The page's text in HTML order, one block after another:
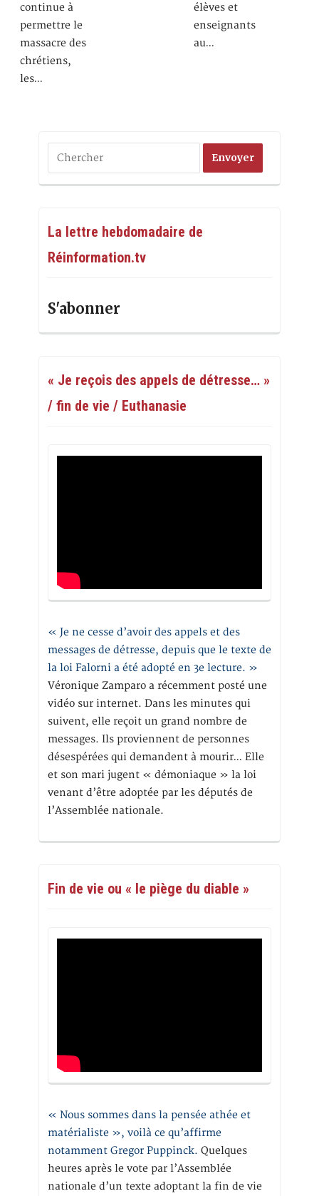
continue à
permettre le
massacre des
chrétiens,
les…
élèves et
enseignants
au…
La lettre hebdomadaire de
Réinformation.tv
S'abonner
« Je reçois des appels de détresse… »
/ fin de vie / Euthanasie
« Je ne cesse d’avoir des appels et des
messages de détresse, depuis que le texte de
la loi Falorni a été adopté en 3e lecture. »
Véronique Zamparo a récemment posté une
vidéo sur internet. Dans les minutes qui
suivent, elle reçoit un grand nombre de
messages. Ils proviennent de personnes
désespérées qui demandent à mourir… Elle
et son mari jugent « démoniaque » la loi
venant d’être adoptée par les députés de
l’Assemblée nationale.
Fin de vie ou « le piège du diable »
« Nous sommes dans la pensée athée et
matérialiste », voilà ce qu’affirme
notamment Gregor Puppinck. Quelques
heures après le vote par l’Assemblée
nationale d’un texte adoptant la fin de vie